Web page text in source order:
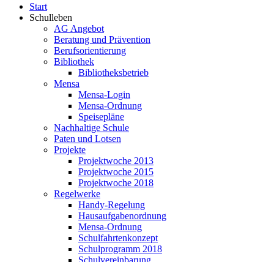
Start
Schulleben
AG Angebot
Beratung und Prävention
Berufsorientierung
Bibliothek
Bibliotheksbetrieb
Mensa
Mensa-Login
Mensa-Ordnung
Speisepläne
Nachhaltige Schule
Paten und Lotsen
Projekte
Projektwoche 2013
Projektwoche 2015
Projektwoche 2018
Regelwerke
Handy-Regelung
Hausaufgabenordnung
Mensa-Ordnung
Schulfahrtenkonzept
Schulprogramm 2018
Schulvereinbarung